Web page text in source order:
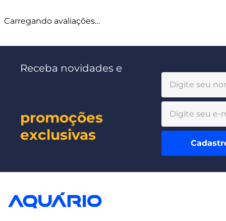
Carregando avaliações…
Receba novidades e
promoções
exclusivas